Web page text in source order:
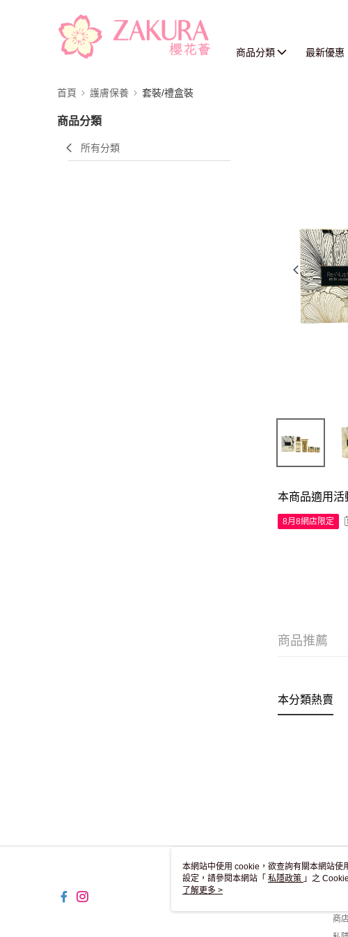
商品分類 最新優惠
首頁 護膚保養 套裝/禮盒裝
商品分類
所有分類
本商品適用活
8月8網店限定
商品推薦
本分類熱賣
關
商
本網站中使用 cookie，欲查詢有關本網站
設定，請參閱本網站「 私隱政策 」之
用 cookie。
了解更多 >